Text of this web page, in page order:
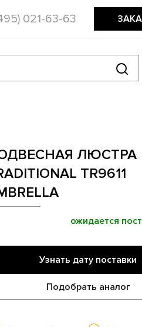
021-63-63
ЛЮСТРА
TR9611
ожидается
Узнать дату поставки
Подобрать аналог